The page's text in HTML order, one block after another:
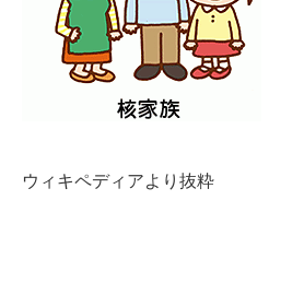
ウィキペディアより抜粋